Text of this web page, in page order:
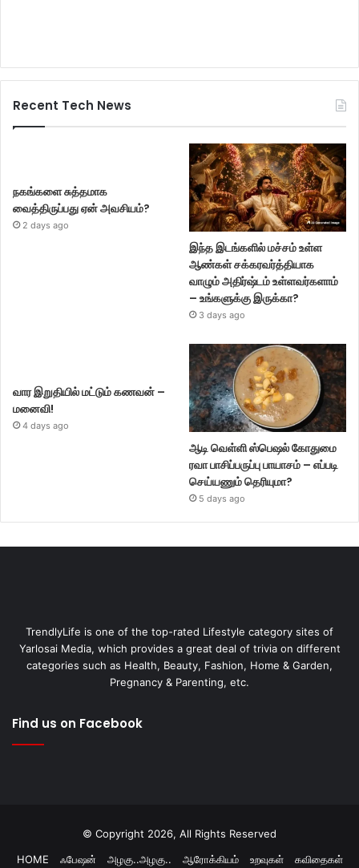
Recent Tech News
நகங்களை சுத்தமாக
வைத்திருப்பது ஏன் அவசியம்?
2 days ago
இந்த இடங்களில் மச்சம் உள்ள
ஆண்கள் சக்கரவர்த்தியாக
வாழும் அதிர்ஷ்டம் உள்ளவர்களாம்
– உங்களுக்கு இருக்கா?
3 days ago
வார இறுதியில் மட்டும் கணவன் –
மனைவி!
4 days ago
ஆடி வெள்ளி ஸ்பெஷல் கோதுமை
ரவா பாசிப்பருப்பு பாயாசம் – எப்படி
செய்யணும் தெரியுமா?
5 days ago
TrendlyLife is one of the top-rated Lifestyle category sites of
Yarlosai Media, which provides a great deal of trivia on different
categories such as Health, Beauty, Fashion, Home & Garden,
Pregnancy & Parenting, etc.
Find us on Facebook
© Copyright 2026, All Rights Reserved
HOME
ஃபேஷன் அழகு..அழகு.. ஆரோக்கியம் உறவுகள் கவிதைகள்